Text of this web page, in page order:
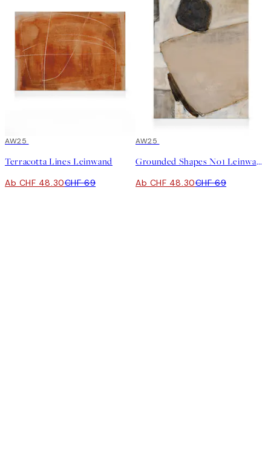
30%*
AW25
Terracotta Lines Leinwand
Ab CHF 48.30CHF 69
30%*
AW25
Grounded Shapes No1 Leinwand
Ab CHF 48.30CHF 69